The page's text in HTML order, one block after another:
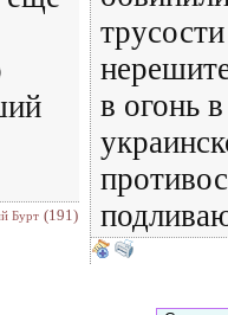
Бурт (191)
в огонь